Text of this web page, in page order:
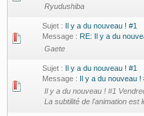
Ryudushiba
Sujet : Il y a du nouveau ! #1
Message : RE: Il y a du
Gaete
Sujet : Il y a du nouveau ! #1
Message : Il y a du nouveau !
Il y a du nouveau ! #1
La subtilité de l'animation est